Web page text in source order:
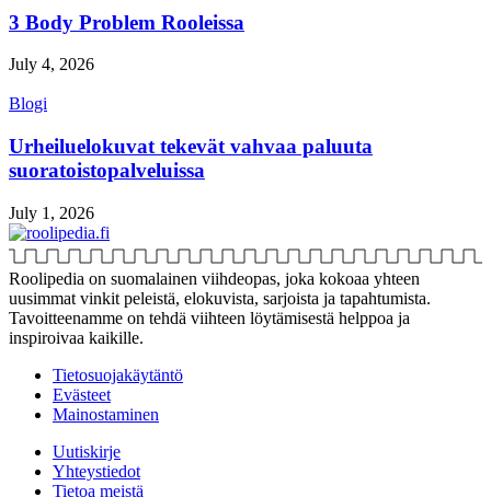
3 Body Problem Rooleissa
July 4, 2026
Blogi
Urheiluelokuvat tekevät vahvaa paluuta
suoratoistopalveluissa
July 1, 2026
Roolipedia on suomalainen viihdeopas, joka kokoaa yhteen
uusimmat vinkit peleistä, elokuvista, sarjoista ja tapahtumista.
Tavoitteenamme on tehdä viihteen löytämisestä helppoa ja
inspiroivaa kaikille.
Tietosuojakäytäntö
Evästeet
Mainostaminen
Uutiskirje
Yhteystiedot
Tietoa meistä